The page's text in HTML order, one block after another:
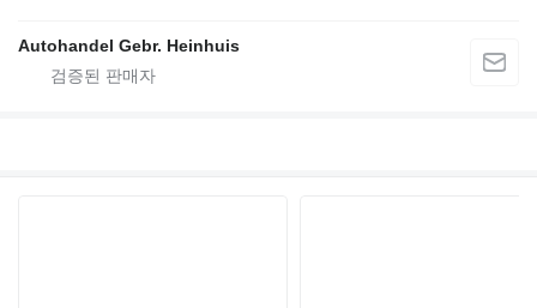
Autohandel Gebr. Heinhuis